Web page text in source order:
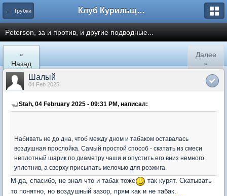
← Трубки Клуб Курильщиков Трубки
Peterson, за и против, и другие подводные...
«
Назад
Далее
»
Шалый
04 Feb 2025
Stah, 04 February 2025 - 09:31 PM, написал:
Набивать не до дна, чтоб между дном и табаком оставалась
воздушная прослойка. Самый простой способ - скатать из смеси
неплотный шарик по диаметру чаши и опустить его вниз немного
уплотнив, а сверху присыпать мелочью для розжига.
М-да, спасибо, не знал что и табак тоже
так курят. Скатывать
то понятно, но воздушный зазор, прям как и не табак.